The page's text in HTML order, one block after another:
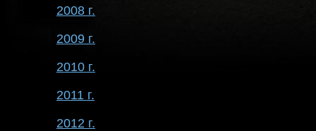
2008 г.
2009 г.
2010 г.
2011 г.
2012 г.